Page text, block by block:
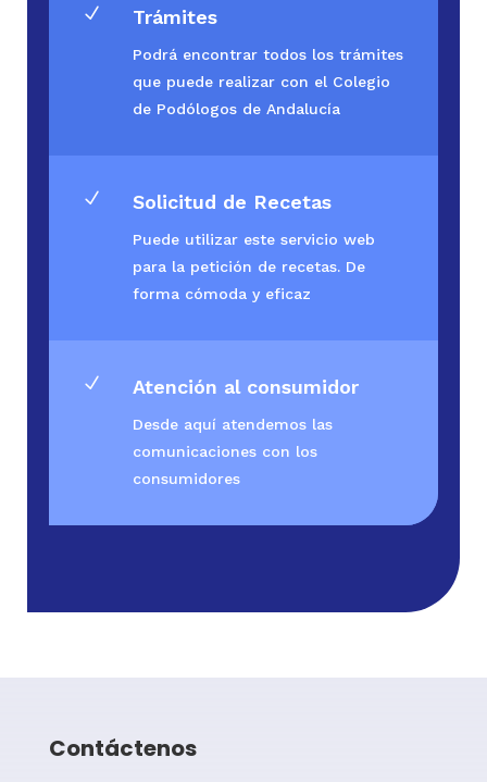
N Trámites
Podrá encontrar todos los trámites
que puede realizar con el Colegio
de Podólogos de Andalucía
N Solicitud de Recetas
Puede utilizar este servicio web
para la petición de recetas. De
forma cómoda y eficaz
N Atención al consumidor
Desde aquí atendemos las
comunicaciones con los
consumidores
Contáctenos